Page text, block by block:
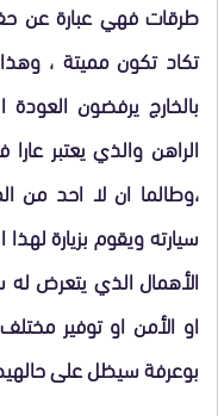
طرقات فهي عبارة عن
تكاد تكون مميتة ،
بالخارج يرفضون
الراهن والذي يعتبر
،وطالما ان لا احد من
سيارته ويقوم بزيارة
الأهمال الذي يتعرض له
او الأمن او توفير
بوعرفة سيظل على